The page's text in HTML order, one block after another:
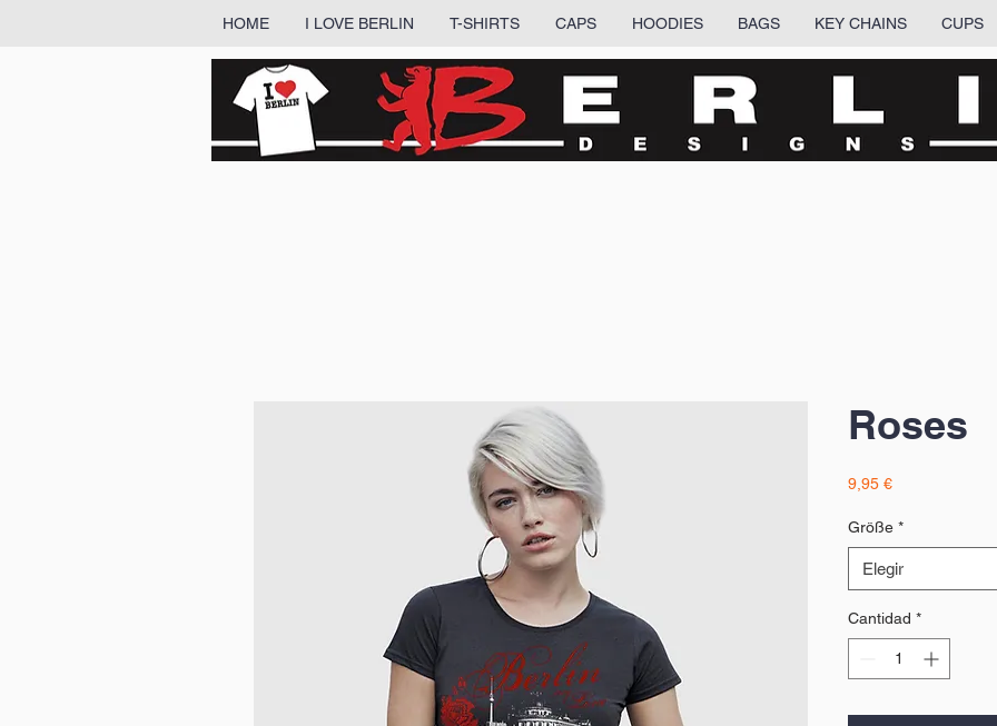
HOME I LOVE BERLIN T-SHIRTS CAPS HOODIES BAGS KEY CHAINS CUPS
Roses
9,95 €Precio
Größe *
Elegir
Cantidad *